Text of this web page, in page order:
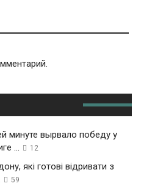
минуте вырвало победу у
...
12
які готові відривати з
59